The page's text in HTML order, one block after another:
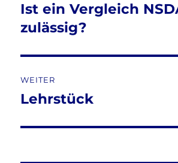
Beitrag:
Ist ein Vergleich
zulässig?
WEITER
Nächster
Lehrstück